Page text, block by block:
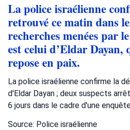
La police israélienne
retrouvé ce matin dans
recherches menées par
est celui d’Eldar Dayan,
repose en paix.
La police israélienne confirme la
d'Eldar Dayan ; deux suspects
6 jours dans le cadre d'une
Source: Police israélienne